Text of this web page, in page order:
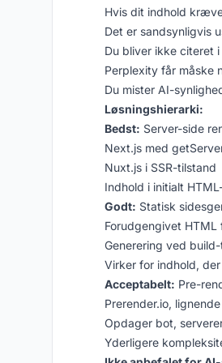
Hvis dit indhold
Det er sandsynligvis
Du bliver ikke citeret
Perplexity får måske
Du mister AI-
Løsningshierarki:
Bedst: Server-side
Next.js med
Nuxt.js i SSR-tilstand
Indhold i initialt
Godt: Statisk
Forudgengivet HTML
Generering ved
Virker for indhold,
Acceptabelt: Pre-
Prerender.io,
Opdager bot,
Yderligere